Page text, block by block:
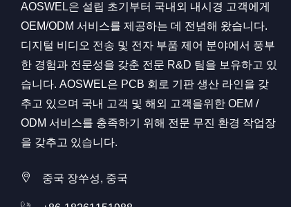
AOSWEL은 설립 초기부터 국내외 내시경 고객에게
OEM/ODM 서비스를 제공하는 데 전념해 왔습니다.
디지털 비디오 전송 및 전자 부품 제어 분야에서 풍부
한 경험과 전문성을 갖춘 전문 R&D 팀을 보유하고 있
습니다. AOSWEL은 PCB 회로 기판 생산 라인을 갖
추고 있으며 국내 고객 및 해외 고객을위한 OEM /
ODM 서비스를 충족하기 위해 전문 무진 환경 작업장
을 갖추고 있습니다.
중국 장쑤성, 중국